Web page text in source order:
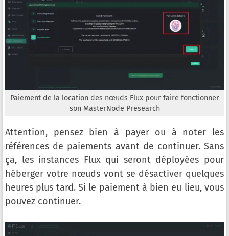
Paiement de la location des nœuds Flux pour faire fonctionner
son MasterNode Presearch
Attention, pensez bien à payer ou à noter les
références de paiements avant de continuer. Sans
ça, les instances Flux qui seront déployées pour
héberger votre nœuds vont se désactiver quelques
heures plus tard. Si le paiement à bien eu lieu, vous
pouvez continuer.